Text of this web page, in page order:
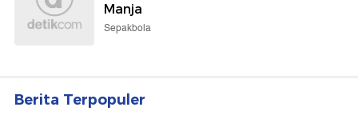
Manja
Sepakbola
Berita Terpopuler